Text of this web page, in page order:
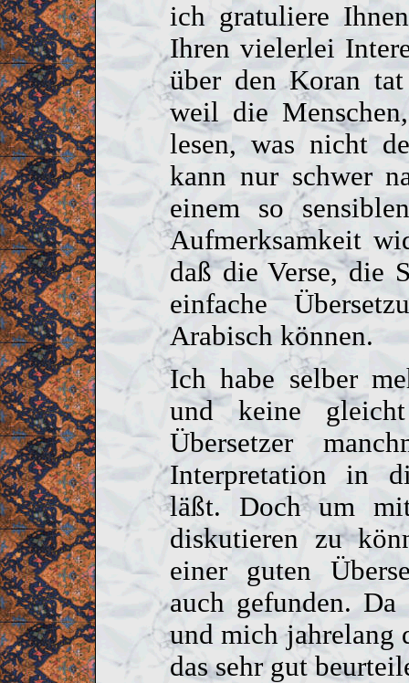
ich gratuliere
Ihren vielerlei
über den Koran
weil die
lesen, was nicht
kann nur schwer
einem so
Aufmerksamkeit
daß die Verse, die
einfache
Arabisch können.
Ich habe selber
und keine
Übersetzer
Interpretation in
läßt. Doch um
diskutieren zu
einer guten
auch gefunden.
und mich jahrelang
das sehr gut